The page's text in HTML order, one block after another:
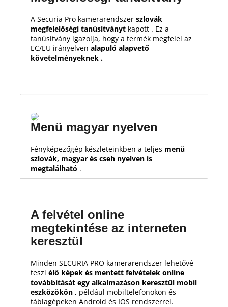
A Securia Pro kamerarendszer szlovák
megfelelőségi tanúsítványt kapott . Ez a
tanúsítvány igazolja, hogy a termék megfelel az
EC/EU irányelven alapuló alapvető
követelményeknek .
Menü magyar nyelven
Fényképezőgép készleteinkben a teljes menü
szlovák, magyar és cseh nyelven is
megtalálható .
A felvétel online
megtekintése az interneten
keresztül
Minden SECURIA PRO kamerarendszer lehetővé
teszi élő képek és mentett felvételek online
továbbítását egy alkalmazáson keresztül mobil
eszközökön , például mobiltelefonokon és
táblagépeken Android és IOS rendszerrel.